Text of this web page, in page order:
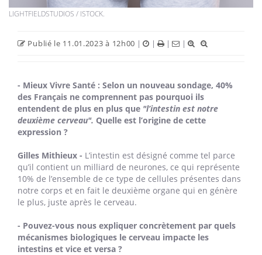
LIGHTFIELDSTUDIOS / ISTOCK.
Publié le 11.01.2023 à 12h00 | | | |
- Mieux Vivre Santé : Selon un nouveau sondage, 40%
des Français ne comprennent pas pourquoi ils
entendent de plus en plus que "l’intestin est notre
deuxième cerveau". Quelle est l’origine de cette
expression ?
Gilles Mithieux - L’intestin est désigné comme tel parce
qu’il contient un milliard de neurones, ce qui représente
10% de l’ensemble de ce type de cellules présentes dans
notre corps et en fait le deuxième organe qui en génère
le plus, juste après le cerveau.
- Pouvez-vous nous expliquer concrètement par quels
mécanismes biologiques le cerveau impacte les
intestins et vice et versa ?